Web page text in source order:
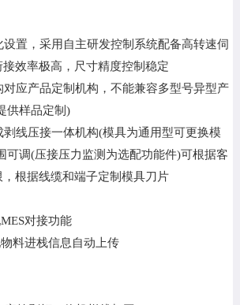
，采用自主研发控制系统配备高转速伺
效率极高，尺寸精度控制稳定
应产品定制机构，不能兼容多型号异型产
供样品定制)
线压接一体机构(模具为通用型可更换模
可调(压接压力监测为选配功能件)可根据客
，根据线缆和端子定制模具刀片
对接功能
进栈信息自动上传